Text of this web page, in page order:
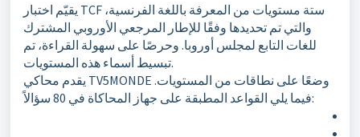
يقيّم اختبار TCF ستة مستويات من المعرفة باللغة الفرنسية،
والتي تم تحديدها وفقًا للإطار المرجعي الأوروبي المشترك
للغات التابع لمجلس أوروبا. وحرصًا على سهولة القراءة، تم
تبسيط أسماء هذه المستويات.
يقدم محاكي TV5MONDE وضعًا على نطاقات من المستويات.
فيما يلي القواعد المطبقة على جهاز المحاكاة في 80 سؤالاً: